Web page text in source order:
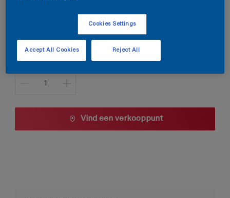
Verpakkingsgrootte
Aantal
Vind een verkooppunt
Cookies Settings
Reject All
Accept All Cookies